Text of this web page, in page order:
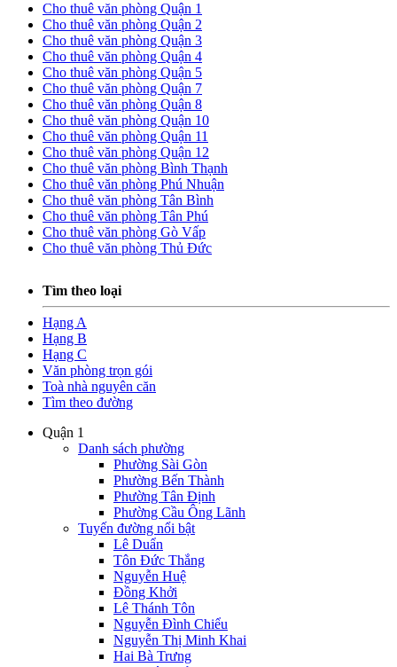
Cho thuê văn phòng Quận 1
Cho thuê văn phòng Quận 2
Cho thuê văn phòng Quận 3
Cho thuê văn phòng Quận 4
Cho thuê văn phòng Quận 5
Cho thuê văn phòng Quận 7
Cho thuê văn phòng Quận 8
Cho thuê văn phòng Quận 10
Cho thuê văn phòng Quận 11
Cho thuê văn phòng Quận 12
Cho thuê văn phòng Bình Thạnh
Cho thuê văn phòng Phú Nhuận
Cho thuê văn phòng Tân Bình
Cho thuê văn phòng Tân Phú
Cho thuê văn phòng Gò Vấp
Cho thuê văn phòng Thủ Đức
Tìm theo loại
Hạng A
Hạng B
Hạng C
Văn phòng trọn gói
Toà nhà nguyên căn
Tìm theo đường
Quận 1
Danh sách phường
Phường Sài Gòn
Phường Bến Thành
Phường Tân Định
Phường Cầu Ông Lãnh
Tuyến đường nổi bật
Lê Duẩn
Tôn Đức Thắng
Nguyễn Huệ
Đồng Khởi
Lê Thánh Tôn
Nguyễn Đình Chiểu
Nguyễn Thị Minh Khai
Hai Bà Trưng